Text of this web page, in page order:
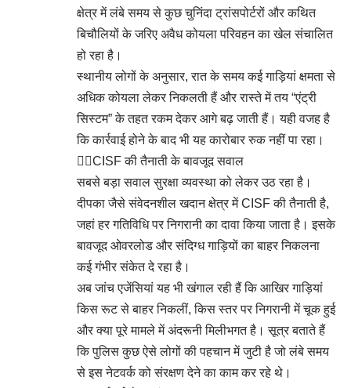
क्षेत्र में लंबे समय से कुछ चुनिंदा ट्रांसपोर्टरों और कथित
बिचौलियों के जरिए अवैध कोयला परिवहन का खेल संचालित
हो रहा है।
स्थानीय लोगों के अनुसार, रात के समय कई गाड़ियां क्षमता से
अधिक कोयला लेकर निकलती हैं और रास्ते में तय “एंट्री
सिस्टम” के तहत रकम देकर आगे बढ़ जाती हैं। यही वजह है
कि कार्रवाई होने के बाद भी यह कारोबार रुक नहीं पा रहा।
👉🏻CISF की तैनाती के बावजूद सवाल
सबसे बड़ा सवाल सुरक्षा व्यवस्था को लेकर उठ रहा है।
दीपका जैसे संवेदनशील खदान क्षेत्र में CISF की तैनाती है,
जहां हर गतिविधि पर निगरानी का दावा किया जाता है। इसके
बावजूद ओवरलोड और संदिग्ध गाड़ियों का बाहर निकलना
कई गंभीर संकेत दे रहा है।
अब जांच एजेंसियां यह भी खंगाल रही हैं कि आखिर गाड़ियां
किस रूट से बाहर निकलीं, किस स्तर पर निगरानी में चूक हुई
और क्या पूरे मामले में अंदरूनी मिलीभगत है। सूत्र बताते हैं
कि पुलिस कुछ ऐसे लोगों की पहचान में जुटी है जो लंबे समय
से इस नेटवर्क को संरक्षण देने का काम कर रहे थे।